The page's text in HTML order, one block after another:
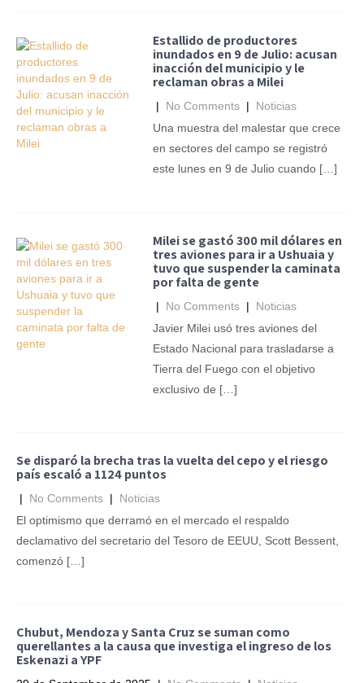
Estallido de productores
inundados en 9 de Julio: acusan
inacción del municipio y le
reclaman obras a Milei
| No Comments | Noticias
Una muestra del malestar que crece
en sectores del campo se registró
este lunes en 9 de Julio cuando […]
Milei se gastó 300 mil dólares en
tres aviones para ir a Ushuaia y
tuvo que suspender la caminata
por falta de gente
| No Comments | Noticias
Javier Milei usó tres aviones del
Estado Nacional para trasladarse a
Tierra del Fuego con el objetivo
exclusivo de […]
Se disparó la brecha tras la vuelta del cepo y el riesgo
país escaló a 1124 puntos
| No Comments | Noticias
El optimismo que derramó en el mercado el respaldo
declamativo del secretario del Tesoro de EEUU, Scott Bessent,
comenzó […]
Chubut, Mendoza y Santa Cruz se suman como
querellantes a la causa que investiga el ingreso de los
Eskenazi a YPF